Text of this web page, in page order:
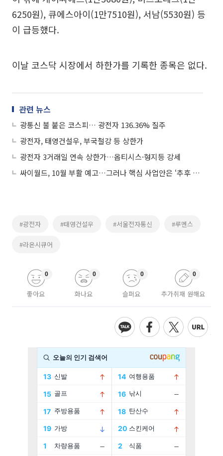
6250원), 큐에스아이(1만7510원), 서남(5530원) 등
이 급등했다.
이날 코스닥 시장에서 하한가를 기록한 종목은 없다.
관련 뉴스
광통신 불 붙은 코스피… 광전자 136.36% 질주
광전자, 태영건설우, 부국철강 등 상한가
광전자 3거래일 연속 상한가…옵티시스·형지등 강세
싸이월드, 10월 부활 예고…그러나 핵심 사업안은 ‘추후 공개’
#광전자 #태영건설우 #서울전자통신 #루멘스
#라온시큐어
좋아요
0
화나요
0
슬퍼요
0
추가취재 원해요
0